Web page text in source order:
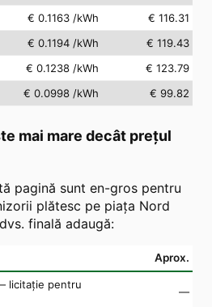
€ 0.1163 /kWh
€ 116.31
€ 0.1194 /kWh
€ 119.43
€ 0.1238 /kWh
€ 123.79
€ 0.0998 /kWh € 99.82
mai mare decât prețul
pagină sunt en-gros pentru
plătesc pe piața Nord
finală adaugă:
Aprox.
licitație pentru
—